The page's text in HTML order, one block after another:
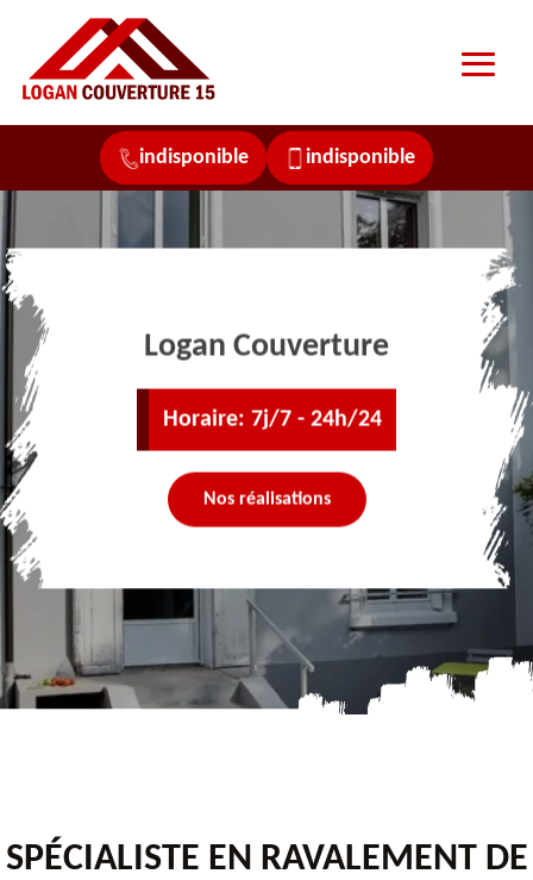
indisponible indisponible
Logan Couverture
Horaire: 7j/7 - 24h/24
Nos réalisations
SPÉCIALISTE EN RAVALEMENT DE